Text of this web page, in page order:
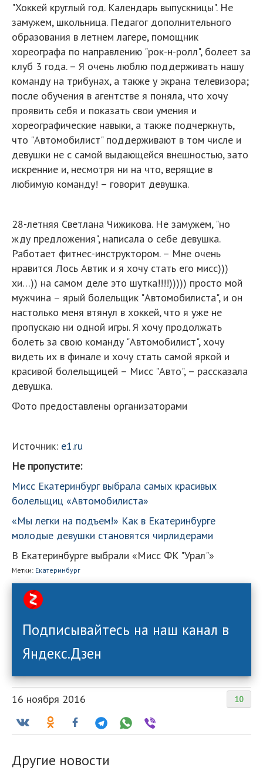
"Хоккей круглый год. Календарь выпускницы". Не
замужем, школьница. Педагог дополнительного
образования в летнем лагере, помощник
хореографа по направлению "рок-н-ролл", болеет за
клуб 3 года. – Я очень люблю поддерживать нашу
команду на трибунах, а также у экрана телевизора;
после обучения в агентстве я поняла, что хочу
проявить себя и показать свои умения и
хореографические навыки, а также подчеркнуть,
что "Автомобилист" поддерживают в том числе и
девушки не с самой выдающейся внешностью, зато
искренние и, несмотря ни на что, верящие в
любимую команду! – говорит девушка.
28-летняя Светлана Чижикова. Не замужем, "но
жду предложения", написала о себе девушка.
Работает фитнес-инструктором. – Мне очень
нравится Лось Автик и я хочу стать его мисс)))
хи…)) на самом деле это шутка!!!!))))) просто мой
мужчина – ярый болельщик "Автомобилиста", и он
настолько меня втянул в хоккей, что я уже не
пропускаю ни одной игры. Я хочу продолжать
болеть за свою команду "Автомобилист", хочу
видеть их в финале и хочу стать самой яркой и
красивой болельщицей – Мисс "Авто", – рассказала
девушка.
Фото предоставлены организаторами
Источник: e1.ru
Не пропустите:
Мисс Екатеринбург выбрала самых красивых
болельщиц «Автомобилиста»
«Мы легки на подъем!» Как в Екатеринбурге
молодые девушки становятся чирлидерами
В Екатеринбурге выбрали «Мисс ФК "Урал"»
Метки: Екатеринбург
Подписывайтесь на наш канал в
Яндекс.Дзен
10
16 ноября 2016
Другие новости